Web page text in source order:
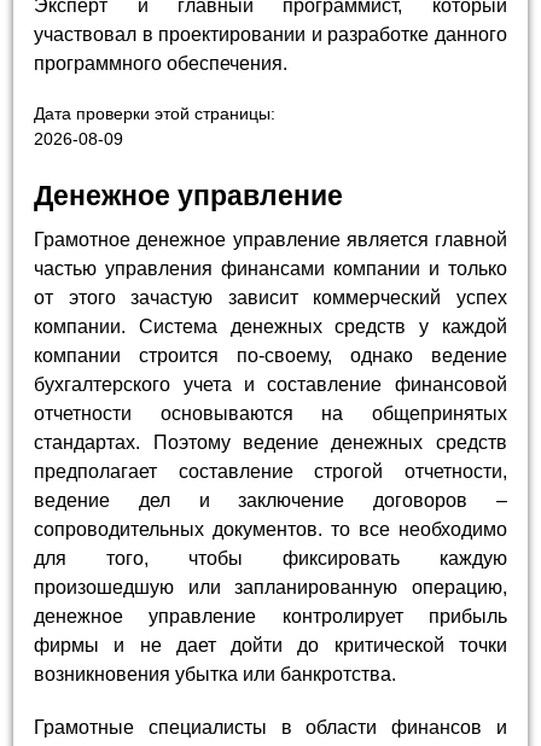
Эксперт и главный программист, который
участвовал в проектировании и разработке данного
программного обеспечения.
Дата проверки этой страницы:
2026-08-09
Денежное управление
Грамотное денежное управление является главной
частью управления финансами компании и только
от этого зачастую зависит коммерческий успех
компании. Система денежных средств у каждой
компании строится по-своему, однако ведение
бухгалтерского учета и составление финансовой
отчетности основываются на общепринятых
стандартах. Поэтому ведение денежных средств
предполагает составление строгой отчетности,
ведение дел и заключение договоров –
сопроводительных документов. то все необходимо
для того, чтобы фиксировать каждую
произошедшую или запланированную операцию,
денежное управление контролирует прибыль
фирмы и не дает дойти до критической точки
возникновения убытка или банкротства.
Грамотные специалисты в области финансов и